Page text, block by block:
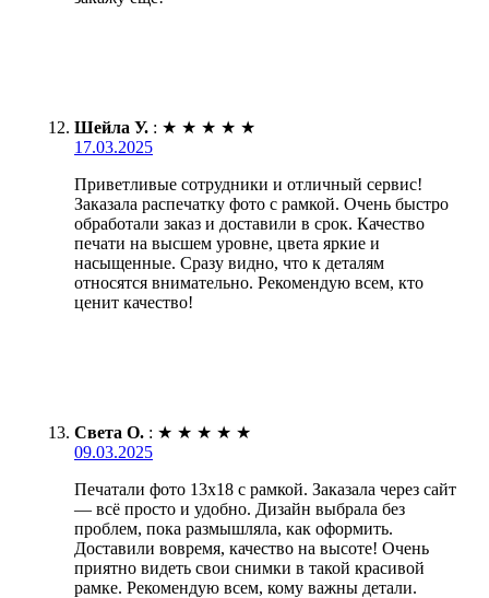
Шейла У. : ★ ★ ★ ★ ★
17.03.2025
Приветливые сотрудники и отличный сервис!
Заказала распечатку фото с рамкой. Очень быстро
обработали заказ и доставили в срок. Качество
печати на высшем уровне, цвета яркие и
насыщенные. Сразу видно, что к деталям
относятся внимательно. Рекомендую всем, кто
ценит качество!
Света О. : ★ ★ ★ ★ ★
09.03.2025
Печатали фото 13х18 с рамкой. Заказала через сайт
— всё просто и удобно. Дизайн выбрала без
проблем, пока размышляла, как оформить.
Доставили вовремя, качество на высоте! Очень
приятно видеть свои снимки в такой красивой
рамке. Рекомендую всем, кому важны детали.